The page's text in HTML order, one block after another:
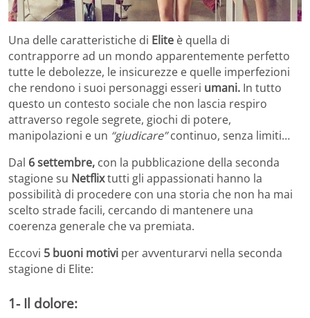
Una delle caratteristiche di Elite è quella di
contrapporre ad un mondo apparentemente perfetto
tutte le debolezze, le insicurezze e quelle imperfezioni
che rendono i suoi personaggi esseri umani. In tutto
questo un contesto sociale che non lascia respiro
attraverso regole segrete, giochi di potere,
manipolazioni e un “giudicare”continuo, senza limiti…
Dal 6 settembre, con la pubblicazione della seconda
stagione su Netflixtutti gli appassionati hanno la
possibilità di procedere con una storia che non ha mai
scelto strade facili, cercando di mantenere una
coerenza generale che va premiata.
Eccovi 5 buoni motivi per avventurarvi nella seconda
stagione di Elite:
1- Il dolore: